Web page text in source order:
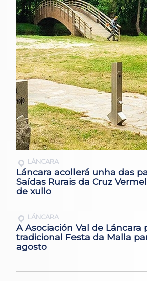
LÁNCARA
Láncara acollerá unha das
Saídas Rurais da Cruz
de xullo
LÁNCARA
A Asociación Val de Láncara
tradicional Festa da Malla
agosto